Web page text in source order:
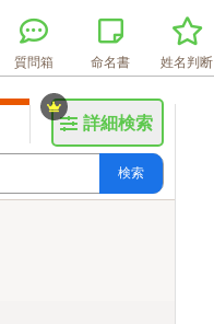
質問箱 命名書 姓名判断
詳細検索
検索